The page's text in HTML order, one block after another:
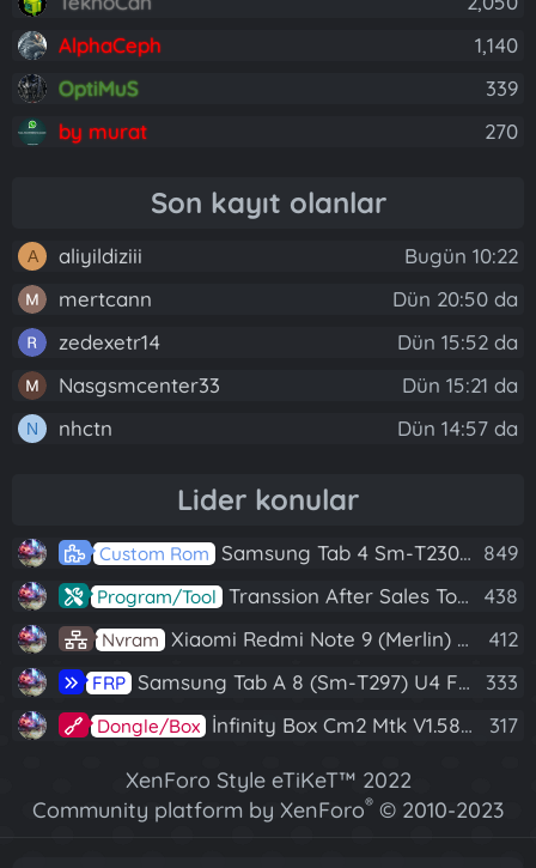
AlphaCeph
1,140
OptiMuS
339
by murat
270
Son kayıt olanlar
A aliyildiziii
Bugün 10:22
mertcann
Dün 20:50 da
zedexetr14
Dün 15:52 da
Nasgsmcenter33
Dün 15:21 da
N nhctn Dün 14:57 da
Lider konular
Custom Rom Samsung Tab 4 Sm-T230 Android 7.1 Stabil Eba Destekli Yazılım 849
Program/Tool Transsion After Sales Tool V1.5.1 Full (Tüm Mtk Işlemcili Cihazları Meta Moda Alma) 438
Nvram Xiaomi Redmi Note 9 (Merlin) Nvram Yedeği Fix Nv By Dft Pro 412
FRP Samsung Tab A 8 (Sm-T297) U4 Frp Reset 333
Dongle/Box İnfinity Box Cm2 Mtk V1.58 Full Kurulum+Crack 317
XenForo Style eTiKeT™ 2022
Community platform by XenForo® © 2010-2023